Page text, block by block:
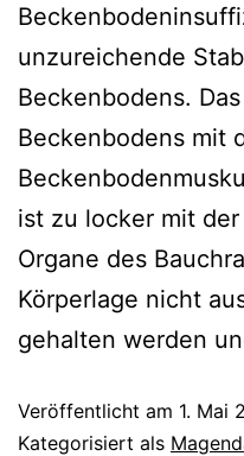
unzureichende
Beckenbodens.
Beckenbodens mit
ist zu locker mit
Organe des
Körperlage nicht
gehalten werden
Veröffentlicht am 1. Mai
Kategorisiert als